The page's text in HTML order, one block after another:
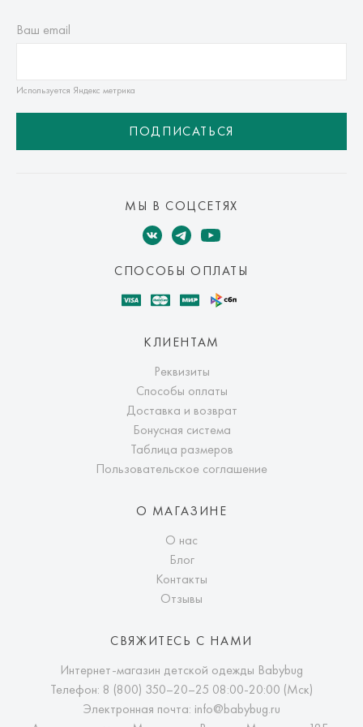
Ваш email
Используется Яндекс метрика
ПОДПИСАТЬСЯ
МЫ В СОЦСЕТЯХ
СПОСОБЫ ОПЛАТЫ
КЛИЕНТАМ
Реквизиты
Способы оплаты
Доставка и возврат
Бонусная система
Таблица размеров
Пользовательское соглашение
О МАГАЗИНЕ
О нас
Блог
Контакты
Отзывы
СВЯЖИТЕСЬ С НАМИ
Интернет-магазин детской одежды Babybug
Телефон: 8 (800) 350–20–25 08:00-20:00 (Мск)
Электронная почта: info@babybug.ru